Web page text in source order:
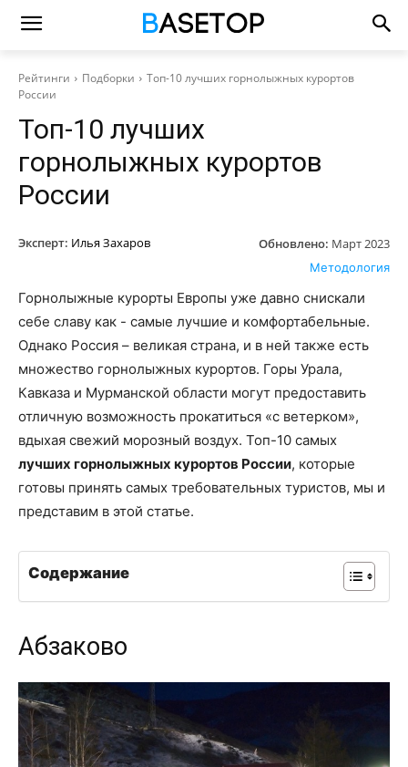
Рейтинги Подборки
Топ-10 лучших горнолыжных курортов
России
Топ-10 лучших
горнолыжных курортов
России
Эксперт: Илья Захаров Обновлено: Март 2023
Методология
Горнолыжные курорты Европы уже давно снискали
себе славу как - самые лучшие и комфортабельные.
Однако Россия – великая страна, и в ней также есть
множество горнолыжных курортов. Горы Урала,
Кавказа и Мурманской области могут предоставить
отличную возможность прокатиться «с ветерком»,
вдыхая свежий морозный воздух. Топ-10 самых
лучших горнолыжных курортов России, которые
готовы принять самых требовательных туристов, мы и
представим в этой статье.
Содержание
Абзаково